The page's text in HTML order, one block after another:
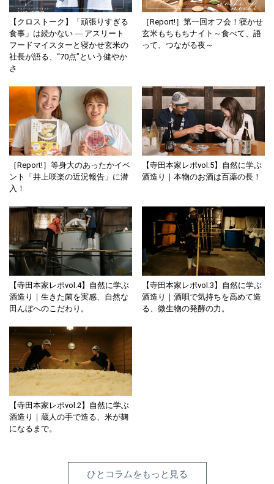
【クロストーク】「頑張りすぎる
食事」は続かない ― アスリート
フードマイスターと寝かせ玄米の
社長が語る、“70点”という健やか
さ
［Report!］第一回オフ会！寝かせ
玄米もちもちナイト～食べて、語
って、つながる夜～
［Report!］等身大のあったかイベ
ント「井上咲楽の近況報告」に潜
入！
【寺田本家レポvol.5】自然に学ぶ
酒造り｜本物のお酒は百薬の長！
【寺田本家レポvol.4】自然に学ぶ
酒造り｜生きた菌を実感、自然な
田んぼへのこだわり。
【寺田本家レポvol.3】自然に学ぶ
酒造り｜酒唄で気持ちを高めて造
る、微生物の発酵の力。
【寺田本家レポvol.2】自然に学ぶ
酒造り｜蔵人の手で造る、米が麹
になるまで。
ひとコラムをもっと見る